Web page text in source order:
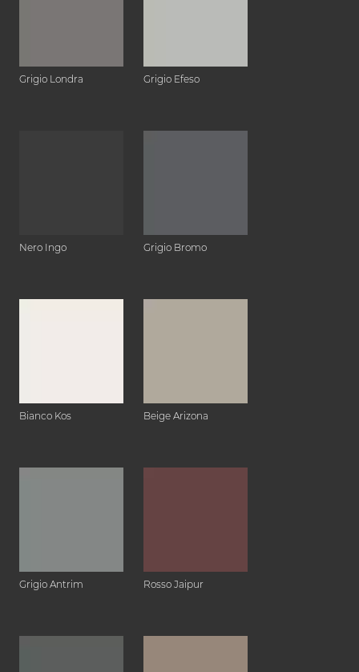
Grigio Londra Grigio Efeso
Nero Ingo Grigio Bromo
Bianco Kos Beige Arizona
Grigio Antrim Rosso Jaipur